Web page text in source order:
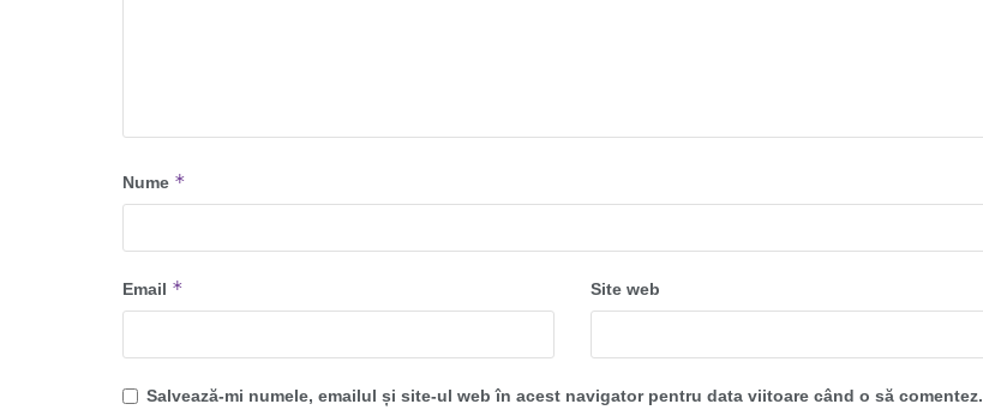
Nume *
Email * Site web
Salvează-mi numele, emailul și site-ul web în acest navigator pentru data viitoare când o să comentez.